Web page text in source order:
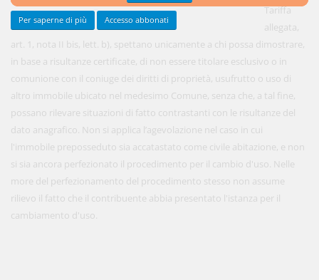
Tariffa
allegata,
art. 1, nota II bis, lett. b), spettano unicamente a chi possa dimostrare,
in base a risultanze certificate, di non essere titolare esclusivo o in
comunione con il coniuge dei diritti di proprietà, usufrutto o uso di
altro immobile ubicato nel medesimo Comune, senza che, a tal fine,
possano rilevare situazioni di fatto contrastanti con le risultanze del
dato anagrafico. Non si applica l’agevolazione nel caso in cui
l'immobile preposseduto sia accatastato come civile abitazione, e non
si sia ancora perfezionato il procedimento per il cambio d'uso. Nelle
more del perfezionamento del procedimento stesso non assume
rilievo il fatto che il contribuente abbia presentato l'istanza per il
cambiamento d'uso.
Per saperne di più Accesso abbonati